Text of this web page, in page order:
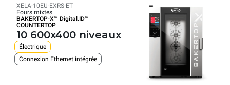
XELA-10EU-EXRS-ET
Fours mixtes
BAKERTOP-X™ Digital.ID™
COUNTERTOP
10 600x400 niveaux
Électrique
Connexion Ethernet intégrée